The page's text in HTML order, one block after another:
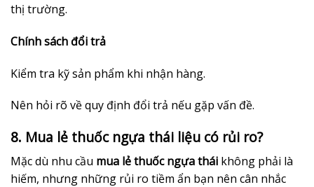
thị trường.
Chính sách đổi trả
Kiểm tra kỹ sản phẩm khi nhận hàng.
Nên hỏi rõ về quy định đổi trả nếu gặp vấn đề.
8. Mua lẻ thuốc ngựa thái liệu có rủi ro?
Mặc dù nhu cầu mua lẻ thuốc ngựa thái không phải là
hiếm, nhưng những rủi ro tiềm ẩn bạn nên cân nhắc